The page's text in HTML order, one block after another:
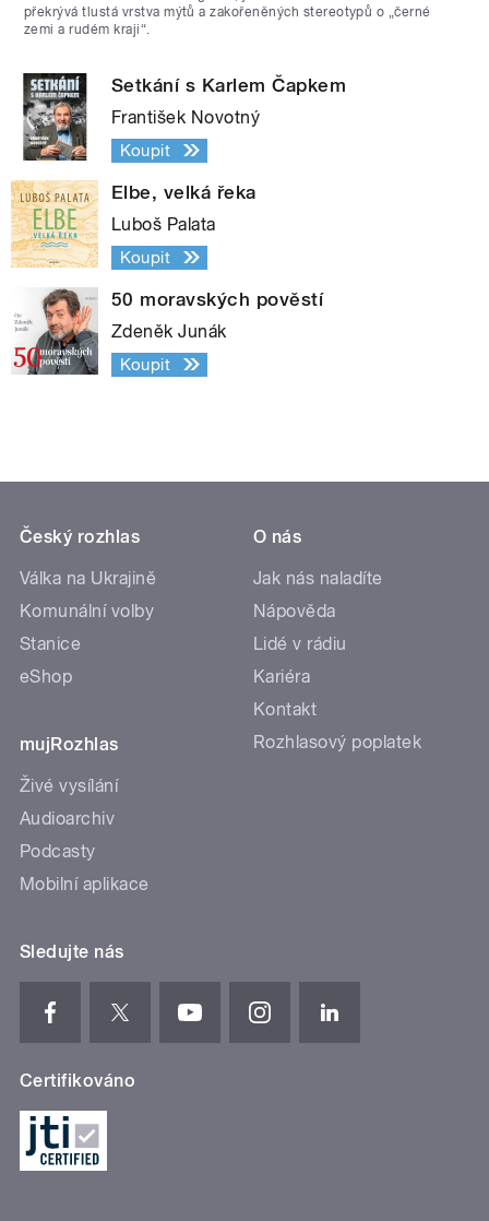
překrývá tlustá vrstva mýtů a zakořeněných stereotypů o „černé
zemi a rudém kraji“.
Setkání s Karlem Čapkem
František Novotný
Koupit
Elbe, velká řeka
Luboš Palata
Koupit
50 moravských pověstí
Zdeněk Junák
Koupit
Český rozhlas
Válka na Ukrajině
Komunální volby
Stanice
eShop
mujRozhlas
Živé vysílání
Audioarchiv
Podcasty
Mobilní aplikace
O nás
Jak nás naladíte
Nápověda
Lidé v rádiu
Kariéra
Kontakt
Rozhlasový poplatek
Sledujte nás
Certifikováno